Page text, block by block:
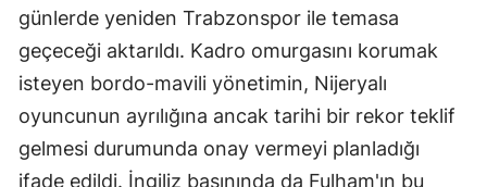
günlerde yeniden Trabzonspor ile temasa
geçeceği aktarıldı. Kadro omurgasını korumak
isteyen bordo-mavili yönetimin, Nijeryalı
oyuncunun ayrılığına ancak tarihi bir rekor teklif
gelmesi durumunda onay vermeyi planladığı
ifade edildi. İngiliz basınında da Fulham'ın bu